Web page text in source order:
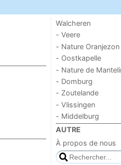
Walcheren
- Veere
- Nature Oranjezon
- Oostkapelle
- Nature de
- Domburg
- Zoutelande
- Vlissingen
- Middelburg
AUTRE
À propos de nous